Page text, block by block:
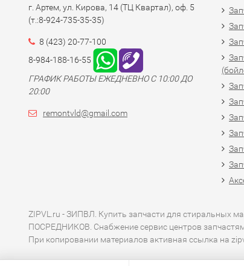
г. Артем, ул. Кирова, 14 (ТЦ Квартал), оф. 5
(т.:8-924-735-35-35)
8 (423) 20-77-100
8-984-188-16-55
ГРАФИК РАБОТЫ ЕЖЕДНЕВНО С 10:00 ДО
20:00
remontvld@gmail.com
ZIPVL.ru - ЗИПВЛ. Купить запчасти для стиральных
ПОСРЕДНИКОВ. Снабжение сервис центров
При копировании материалов активная ссылка на